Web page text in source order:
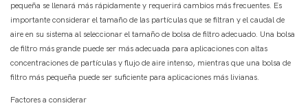
pequeña se llenará más rápidamente y requerirá cambios más frecuentes. Es
importante considerar el tamaño de las partículas que se filtran y el caudal de
aire en su sistema al seleccionar el tamaño de bolsa de filtro adecuado. Una bolsa
de filtro más grande puede ser más adecuada para aplicaciones con altas
concentraciones de partículas y flujo de aire intenso, mientras que una bolsa de
filtro más pequeña puede ser suficiente para aplicaciones más livianas.
Factores a considerar